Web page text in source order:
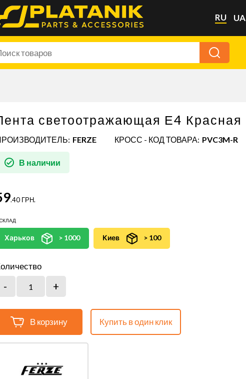
RU UA
светоотражающая Е4 Красная
FERZE КРОСС - КОД ТОВАРА: PVC3M-R
В наличии
.40 ГРН.
Харьков > 1000 Киев > 100
В корзину Купить в один клик